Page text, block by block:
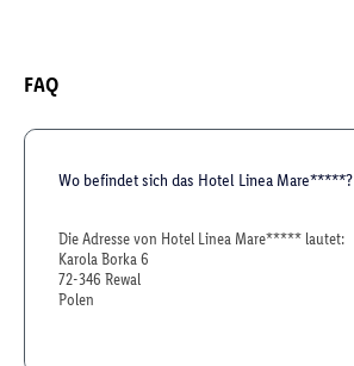
FAQ
Wo befindet sich das Hotel Linea Mare*****?
Die Adresse von Hotel Linea Mare***** lautet:
Karola Borka 6
72-346 Rewal
Polen